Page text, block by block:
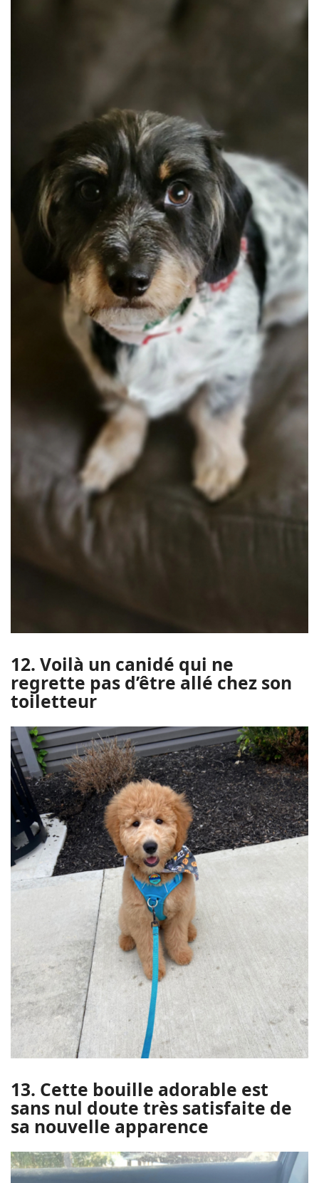
12. Voilà un canidé qui ne
regrette pas d’être allé chez son
toiletteur
13. Cette bouille adorable est
sans nul doute très satisfaite de
sa nouvelle apparence